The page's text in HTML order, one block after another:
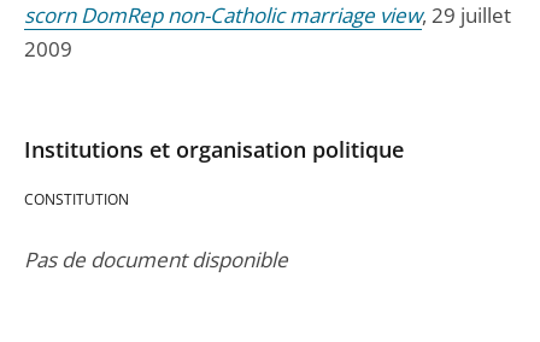
scorn DomRep non-Catholic marriage view, 29 juillet
2009
Institutions et organisation politique
CONSTITUTION
Pas de document disponible